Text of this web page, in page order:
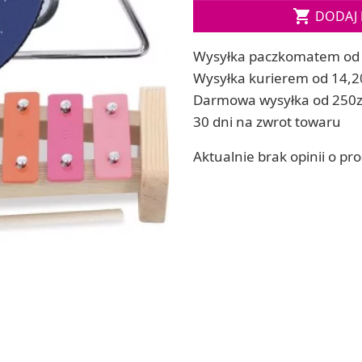
ręcznych
Zestawy do kul do kąpieli
Soda, kwasek, formy do kul do kąpieli
Dodatki: barwniki i zapachy
RZEŹBA, GLINY I ODLEWY
Lepienie i rzeźbienie
Odlewy dekoracyjne
Tworzenie z gliny polimerowej
Modelowanie dla dzieci
 DODAJ
Wysyłka paczkomatem od
Wysyłka kurierem od
Darmowa wysyłka od
30 dni na zwrot towaru
Aktualnie brak opinii o